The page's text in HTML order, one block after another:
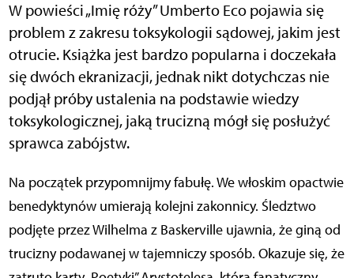
W powieści „Imię róży” Umberto Eco pojawia się
problem z zakresu toksykologii sądowej, jakim jest
otrucie. Książka jest bardzo popularna i doczekała
się dwóch ekranizacji, jednak nikt dotychczas nie
podjął próby ustalenia na podstawie wiedzy
toksykologicznej, jaką trucizną mógł się posłużyć
sprawca zabójstw.
Na początek przypomnijmy fabułę. We włoskim opactwie
benedyktynów umierają kolejni zakonnicy. Śledztwo
podjęte przez Wilhelma z Baskerville ujawnia, że giną od
trucizny podawanej w tajemniczy sposób. Okazuje się, że